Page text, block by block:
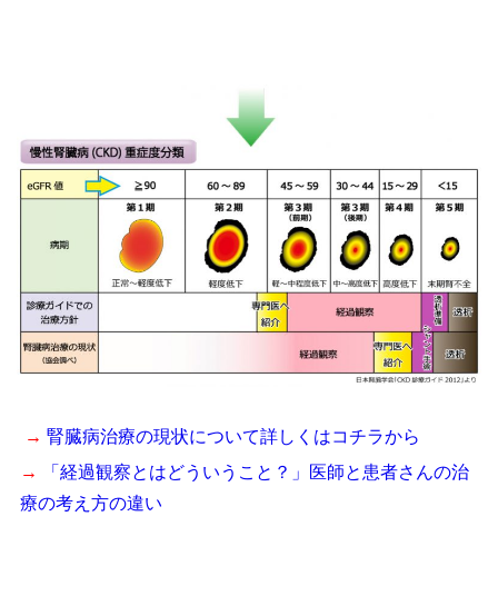
→ 腎臓病治療の現状について詳しくはコチラから
→
「経過観察とはどういうこと？」医師と患者さんの治
療の考え方の違い